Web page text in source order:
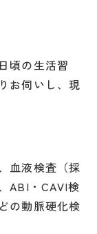
頃の生活習
お伺いし、現
血液検査（採
ABI・CAVI検
の動脈硬化検